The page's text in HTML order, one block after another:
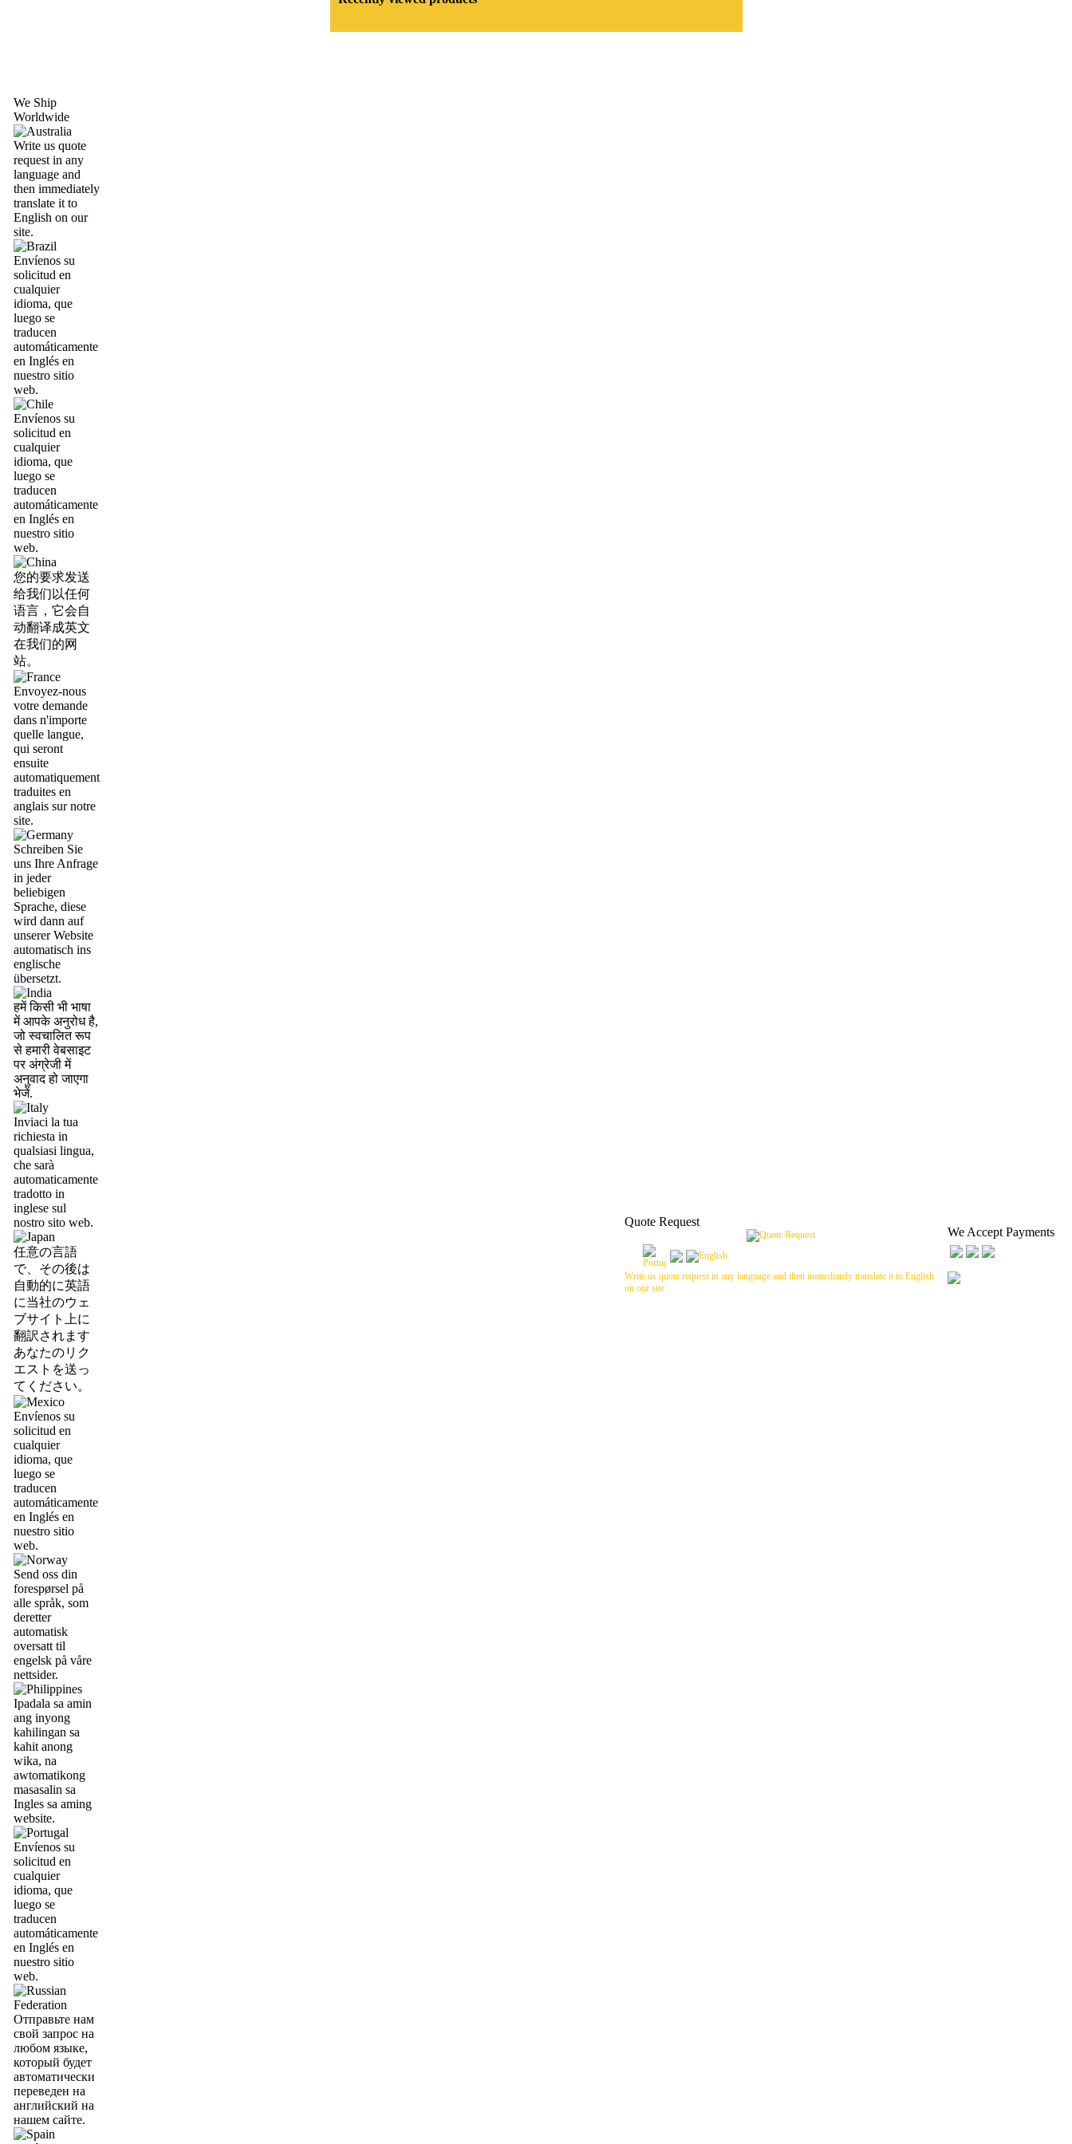
We Ship
Worldwide
Write us quote
request in any
language and
then immediately
translate it to
English on our
site.
Envíenos su
solicitud en
cualquier
idioma, que
luego se
traducen
automáticamente
en Inglés en
nuestro sitio
web.
Envíenos su
solicitud en
cualquier
idioma, que
luego se
traducen
automáticamente
en Inglés en
nuestro sitio
web.
您的要求发送
给我们以任何
语言，它会自
动翻译成英文
在我们的网
站。
Envoyez-nous
votre demande
dans n'importe
quelle langue,
qui seront
ensuite
automatiquement
traduites en
anglais sur notre
site.
Schreiben Sie
uns Ihre Anfrage
in jeder
beliebigen
Sprache, diese
wird dann auf
unserer Website
automatisch ins
englische
übersetzt.
हमें किसी भी भाषा
में आपके अनुरोध है,
जो स्वचालित रूप
से हमारी वेबसाइट
पर अंग्रेजी में
अनुवाद हो जाएगा
भेजें.
Inviaci la tua
richiesta in
qualsiasi lingua,
che sarà
automaticamente
tradotto in
inglese sul
nostro sito web.
任意の言語
で、その後は
自動的に英語
に当社のウェ
ブサイト上に
翻訳されます
あなたのリク
エストを送っ
てください。
Envíenos su
solicitud en
cualquier
idioma, que
luego se
traducen
automáticamente
en Inglés en
nuestro sitio
web.
Send oss din
forespørsel på
alle språk, som
deretter
automatisk
oversatt til
engelsk på våre
nettsider.
Ipadala sa amin
ang inyong
kahilingan sa
kahit anong
wika, na
awtomatikong
masasalin sa
Ingles sa aming
website.
Envíenos su
solicitud en
cualquier
idioma, que
luego se
traducen
automáticamente
en Inglés en
nuestro sitio
web.
Отправьте нам
свой запрос на
любом языке,
который будет
автоматически
переведен на
английский на
нашем сайте.
Quote Request
Write us quote request in any language and then immediately translate it to English
on our site
We Accept Payments